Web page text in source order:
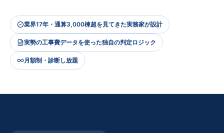
業界17年・通算3,000棟超を見てきた実務家が設計
実勢の工事費データを使った独自の判定ロジック
月額制・診断し放題